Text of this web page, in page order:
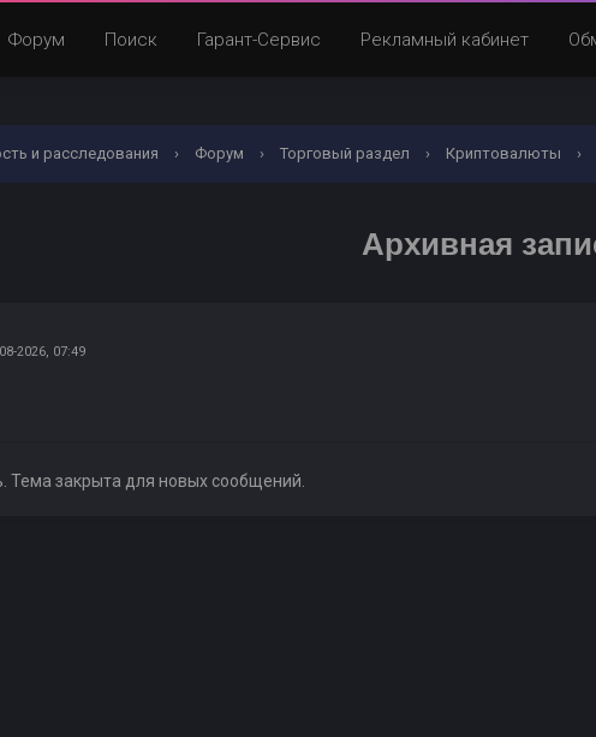
Форум Поиск Гарант-Сервис Рекламный кабинет
и расследования › Форум › Торговый раздел › Криптовалюты ›
Архивная
2026, 07:49
Тема закрыта для новых сообщений.